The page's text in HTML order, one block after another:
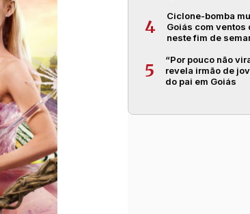
4
Ciclone-bomba
Goiás com ventos
neste fim de
5
“Por pouco não
revela irmão de
do pai em Goiás